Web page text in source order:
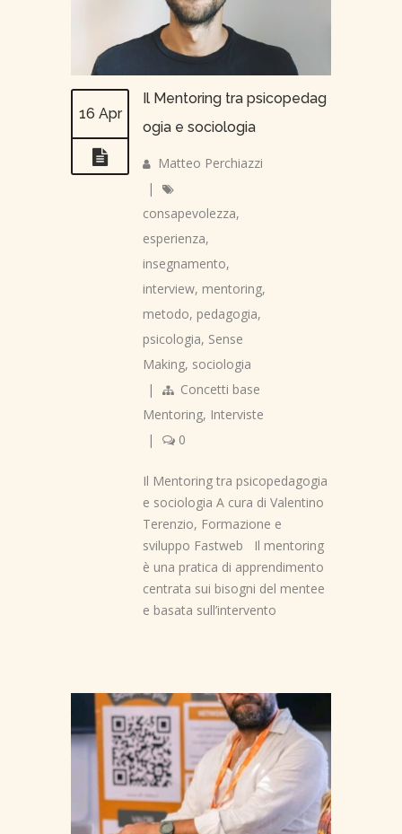
16 Apr
Il Mentoring tra psicopedag
ogia e sociologia
Matteo Perchiazzi
|
consapevolezza,
esperienza,
insegnamento,
interview, mentoring,
metodo, pedagogia,
psicologia, Sense
Making, sociologia
|
Concetti base
Mentoring, Interviste
|
0
Il Mentoring tra psicopedagogia
e sociologia A cura di Valentino
Terenzio, Formazione e
sviluppo Fastweb Il mentoring
è una pratica di apprendimento
centrata sui bisogni del mentee
e basata sull’intervento